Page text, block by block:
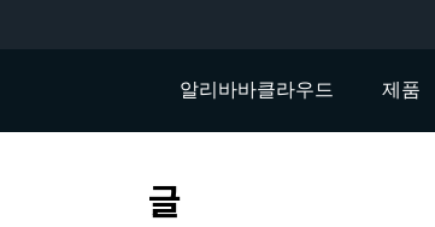
알리바바클라우드 제품
글